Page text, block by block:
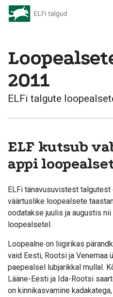
2011
ELFi talgute
ELF kutsub
appi
ELFi tänavusuvistest talgutest
väärtuslike loopealsete
oodatakse juulis ja augustis nii
loopealsetel.
Loopealne on liigirikas
vaid Eesti, Rootsi ja
paepealsel lubjarikkal mullal.
Lääne-Eesti ja Ida-Rootsi
on kinnikasvamine